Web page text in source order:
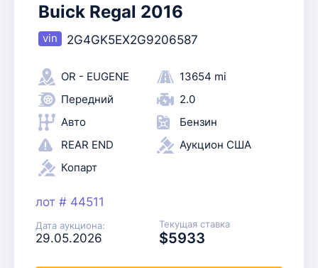
Buick Regal 2016
2G4GK5EX2G9206587
OR - EUGENE
13654 mi
Передний
2.0
Авто
Бензин
REAR END
Аукцион США
Копарт
лот # 44511
Дата аукциона:
29.05.2026
Текущая ставка
$5933